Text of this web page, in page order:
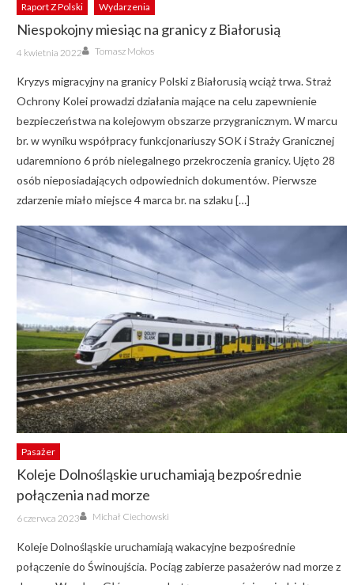
Raport Z Polski Wydarzenia
Niespokojny miesiąc na granicy z Białorusią
Posted
on
4 kwietnia 2022 Author
Tomasz Mokos
Kryzys migracyjny na granicy Polski z Białorusią wciąż trwa. Straż
Ochrony Kolei prowadzi działania mające na celu zapewnienie
bezpieczeństwa na kolejowym obszarze przygranicznym. W marcu
br. w wyniku współpracy funkcjonariuszy SOK i Straży Granicznej
udaremniono 6 prób nielegalnego przekroczenia granicy. Ujęto 28
osób nieposiadających odpowiednich dokumentów. Pierwsze
zdarzenie miało miejsce 4 marca br. na szlaku […]
Pasażer
Koleje Dolnośląskie uruchamiają bezpośrednie
połączenia nad morze
Posted
on
6 czerwca 2023 Author
Michał Ciechowski
Koleje Dolnośląskie uruchamiają wakacyjne bezpośrednie
połączenie do Świnoujścia. Pociąg zabierze pasażerów nad morze z